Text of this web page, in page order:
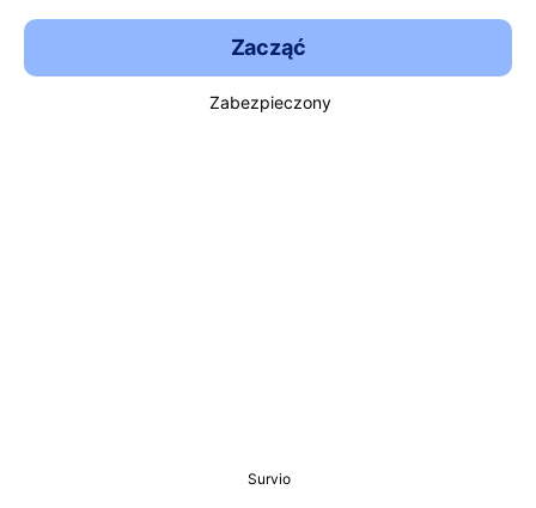
Zacząć
Zabezpieczony
Survio